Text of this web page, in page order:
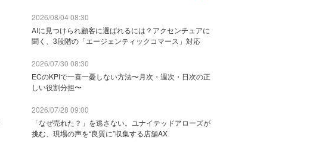
2026/08/04 08:30
AIに見つけられ顧客に選ばれるには？アクセンチュアに
聞く、3段階の「エージェンティックコマース」対応
2026/07/30 08:30
ECのKPIで一喜一憂しない方法〜月次・週次・日次の正
しい役割分担〜
2026/07/28 09:00
「なぜ売れた？」を逃さない。ユナイテッドアローズが
挑む、現場の声を“良質に”収集する店舗AX